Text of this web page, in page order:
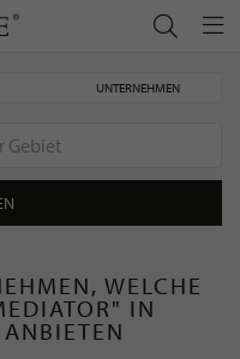
UNTERNEHMEN
WELCHE
IN